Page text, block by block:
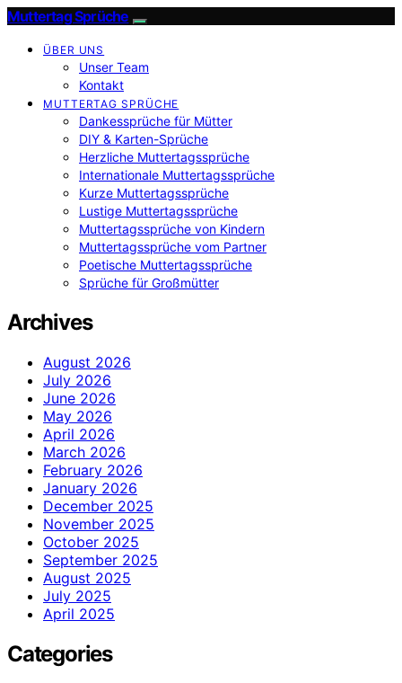
Muttertag Sprüche
ÜBER UNS
Unser Team
Kontakt
MUTTERTAG SPRÜCHE
Dankessprüche für Mütter
DIY & Karten-Sprüche
Herzliche Muttertagssprüche
Internationale Muttertagssprüche
Kurze Muttertagssprüche
Lustige Muttertagssprüche
Muttertagssprüche von Kindern
Muttertagssprüche vom Partner
Poetische Muttertagssprüche
Sprüche für Großmütter
Archives
August 2026
July 2026
June 2026
May 2026
April 2026
March 2026
February 2026
January 2026
December 2025
November 2025
October 2025
September 2025
August 2025
July 2025
April 2025
Categories